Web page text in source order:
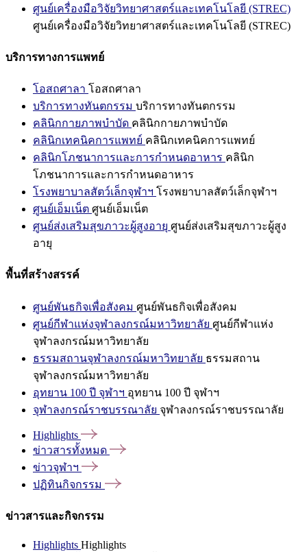
ศูนย์เครื่องมือวิจัยวิทยาศาสตร์และเทคโนโลยี (STREC)
ศูนย์เครื่องมือวิจัยวิทยาศาสตร์และเทคโนโลยี (STREC)
บริการทางการแพทย์
โอสถศาลา โอสถศาลา
บริการทางทันตกรรม บริการทางทันตกรรม
คลินิกกายภาพบำบัด คลินิกกายภาพบำบัด
คลินิกเทคนิคการแพทย์ คลินิกเทคนิคการแพทย์
คลินิกโภชนาการและการกำหนดอาหาร คลินิก
โภชนาการและการกำหนดอาหาร
โรงพยาบาลสัตว์เล็กจุฬาฯ โรงพยาบาลสัตว์เล็กจุฬาฯ
ศูนย์เอ็มเน็ต ศูนย์เอ็มเน็ต
ศูนย์ส่งเสริมสุขภาวะผู้สูงอายุ ศูนย์ส่งเสริมสุขภาวะผู้สูง
อายุ
พื้นที่สร้างสรรค์
ศูนย์พันธกิจเพื่อสังคม ศูนย์พันธกิจเพื่อสังคม
ศูนย์กีฬาแห่งจุฬาลงกรณ์มหาวิทยาลัย ศูนย์กีฬาแห่ง
จุฬาลงกรณ์มหาวิทยาลัย
ธรรมสถานจุฬาลงกรณ์มหาวิทยาลัย ธรรมสถาน
จุฬาลงกรณ์มหาวิทยาลัย
อุทยาน 100 ปี จุฬาฯ อุทยาน 100 ปี จุฬาฯ
จุฬาลงกรณ์ราชบรรณาลัย จุฬาลงกรณ์ราชบรรณาลัย
Highlights
ข่าวสารทั้งหมด
ข่าวจุฬาฯ
ปฏิทินกิจกรรม
ข่าวสารและกิจกรรม
Highlights Highlights